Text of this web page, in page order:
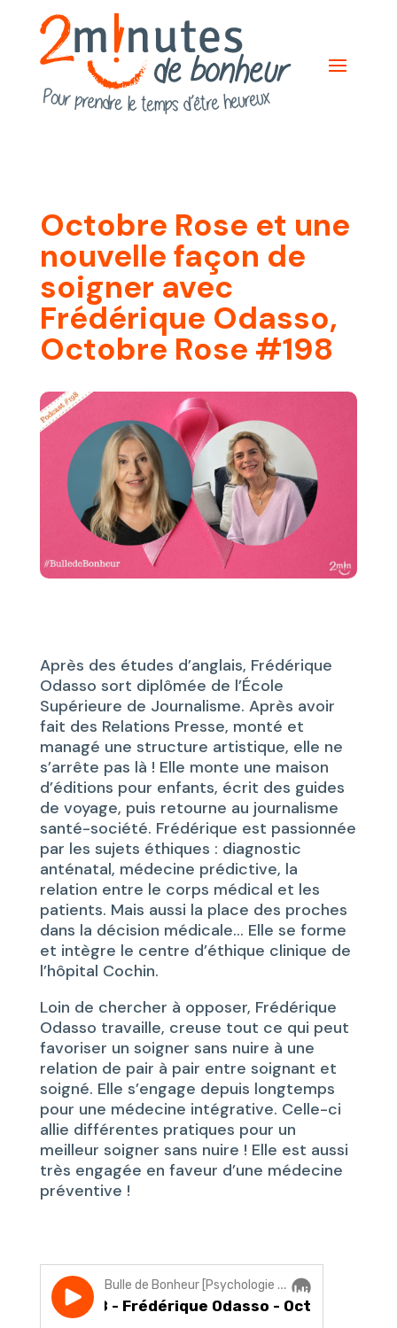
Octobre Rose et une
nouvelle façon de
soigner avec
Frédérique Odasso,
Octobre Rose #198
Après des études d’anglais, Frédérique
Odasso sort diplômée de l’École
Supérieure de Journalisme. Après avoir
fait des Relations Presse, monté et
managé une structure artistique, elle ne
s’arrête pas là ! Elle monte une maison
d’éditions pour enfants, écrit des guides
de voyage, puis retourne au journalisme
santé-société. Frédérique est passionnée
par les sujets éthiques : diagnostic
anténatal, médecine prédictive, la
relation entre le corps médical et les
patients. Mais aussi la place des proches
dans la décision médicale… Elle se forme
et intègre le centre d’éthique clinique de
l’hôpital Cochin.
Loin de chercher à opposer, Frédérique
Odasso travaille, creuse tout ce qui peut
favoriser un soigner sans nuire à une
relation de pair à pair entre soignant et
soigné. Elle s’engage depuis longtemps
pour une médecine intégrative. Celle-ci
allie différentes pratiques pour un
meilleur soigner sans nuire ! Elle est aussi
très engagée en faveur d’une médecine
préventive !